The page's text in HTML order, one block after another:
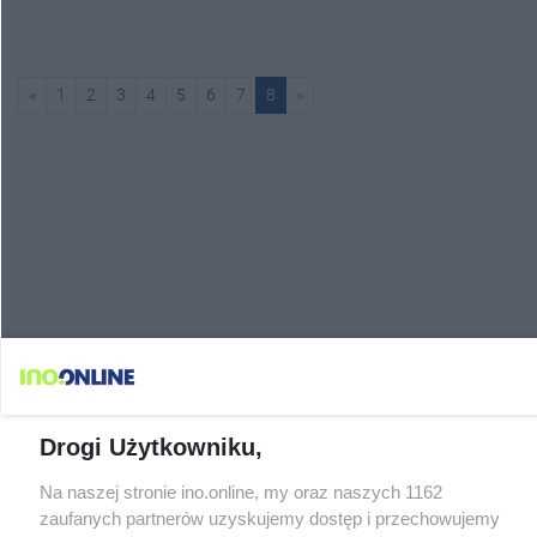
« 1 2 3 4 5 6 7 8 »
Drogi Użytkowniku,
Na naszej stronie ino.online, my oraz naszych 1162
zaufanych partnerów uzyskujemy dostęp i przechowujemy